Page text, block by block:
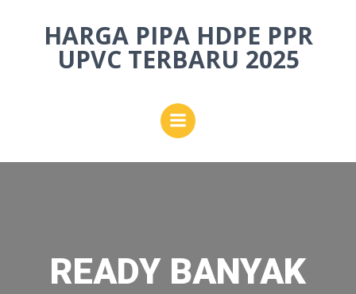
to
content
HARGA PIPA HDPE PPR
UPVC TERBARU 2025
READY BANYAK